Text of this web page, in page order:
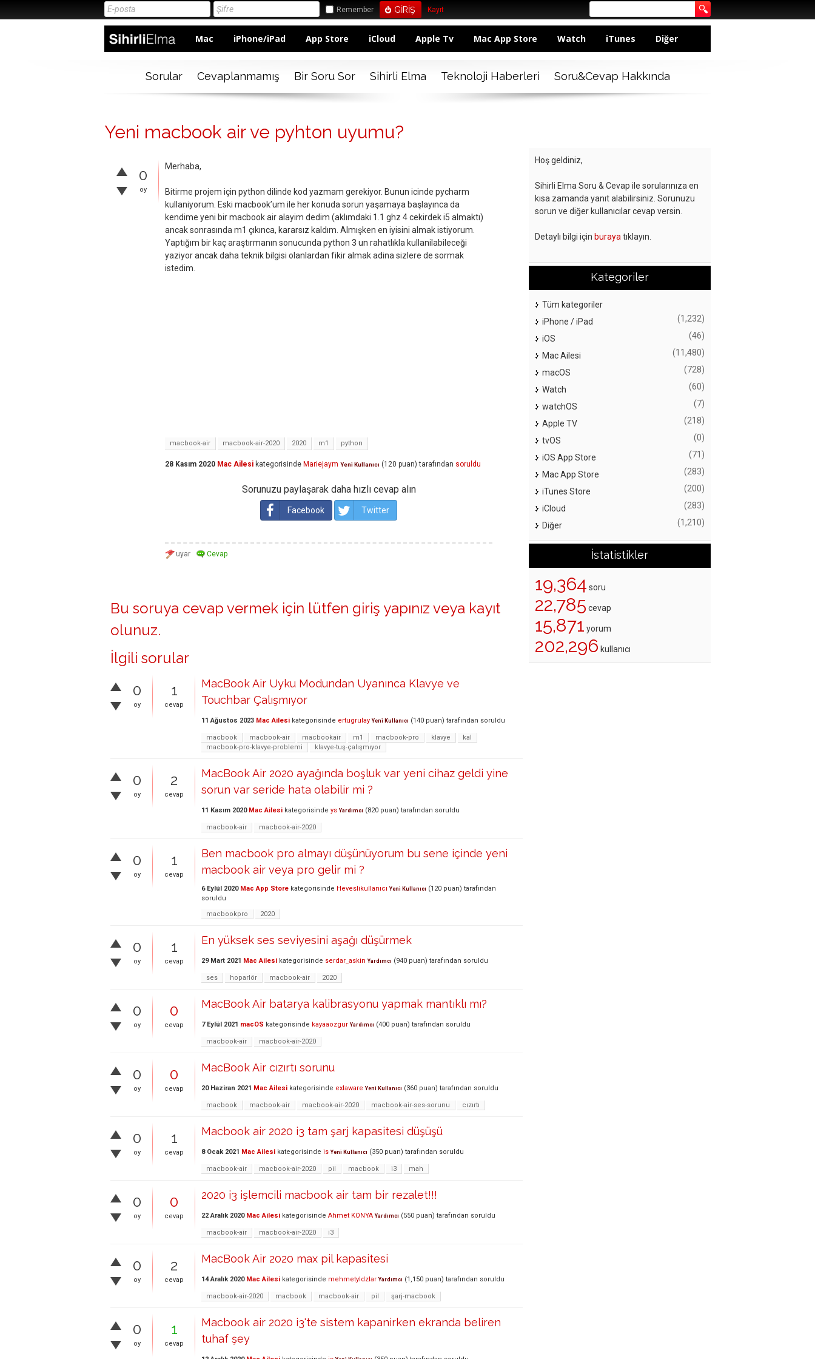
Remember Kayıt
Mac iPhone/iPad App Store iCloud Apple Tv Mac App Store Watch iTunes Diğer
Sorular Cevaplanmamış Bir Soru Sor Sihirli Elma Teknoloji Haberleri Soru&Cevap Hakkında
Yeni macbook air ve pyhton uyumu?
0
oy
Merhaba,
Bitirme projem için python dilinde kod yazmam gerekiyor. Bunun icinde pycharm
kullaniyorum. Eski macbook’um ile her konuda sorun yaşamaya başlayınca da
kendime yeni bir macbook air alayim dedim (aklımdaki 1.1 ghz 4 cekirdek i5 almaktı)
ancak sonrasında m1 çıkınca, kararsız kaldım. Almışken en iyisini almak istiyorum.
Yaptığım bir kaç araştırmanın sonucunda python 3 un rahatlıkla kullanilabileceği
yaziyor ancak daha teknik bilgisi olanlardan fikir almak adina sizlere de sormak
istedim.
macbook-air macbook-air-2020 2020 m1 python
28 Kasım 2020 Mac Ailesi kategorisinde Mariejaym Yeni Kullanıcı (120 puan) tarafından soruldu
Sorunuzu paylaşarak daha hızlı cevap alın
Facebook Twitter
Bu soruya cevap vermek için lütfen giriş yapınız veya kayıt
olunuz.
İlgili sorular
0
oy
1
cevap
MacBook Air Uyku Modundan Uyanınca Klavye ve
Touchbar Çalışmıyor
11 Ağustos 2023 Mac Ailesi kategorisinde ertugrulay Yeni Kullanıcı (140 puan) tarafından soruldu
macbook macbook-air macbookair m1 macbook-pro klavye
kal
macbook-pro-klavye-problemi
klavye-tuş-çalışmıyor
0
oy
2
cevap
MacBook Air 2020 ayağında boşluk var yeni cihaz geldi yine
sorun var seride hata olabilir mi ?
11 Kasım 2020 Mac Ailesi kategorisinde ys Yardımcı (820 puan) tarafından soruldu
macbook-air macbook-air-2020
0
oy
1
cevap
Ben macbook pro almayı düşünüyorum bu sene içinde yeni
macbook air veya pro gelir mi ?
6 Eylül 2020 Mac App Store kategorisinde Heveslikullanıcı Yeni Kullanıcı (120 puan) tarafından
soruldu
macbookpro
2020
0
oy
1
cevap
En yüksek ses seviyesini aşağı düşürmek
29 Mart 2021 Mac Ailesi kategorisinde serdar_askin Yardımcı (940 puan) tarafından soruldu
ses hoparlör macbook-air 2020
0
oy
0
cevap
MacBook Air batarya kalibrasyonu yapmak mantıklı mı?
7 Eylül 2021 macOS kategorisinde kayaaozgur Yardımcı (400 puan) tarafından soruldu
macbook-air macbook-air-2020
0
oy
0
cevap
MacBook Air cızırtı sorunu
20 Haziran 2021 Mac Ailesi kategorisinde exlaware Yeni Kullanıcı (360 puan) tarafından soruldu
macbook macbook-air macbook-air-2020 macbook-air-ses-sorunu cızırtı
0
oy
1
cevap
Macbook air 2020 i3 tam şarj kapasitesi düşüşü
8 Ocak 2021 Mac Ailesi kategorisinde is Yeni Kullanıcı (350 puan) tarafından soruldu
macbook-air macbook-air-2020 pil macbook i3 mah
0
oy
0
cevap
2020 i3 işlemcili macbook air tam bir rezalet!!!
22 Aralık 2020 Mac Ailesi kategorisinde Ahmet KONYA Yardımcı (550 puan) tarafından soruldu
macbook-air macbook-air-2020 i3
0
oy
2
cevap
MacBook Air 2020 max pil kapasitesi
14 Aralık 2020 Mac Ailesi kategorisinde mehmetyldzlar Yardımcı (1,150 puan) tarafından soruldu
macbook-air-2020 macbook macbook-air pil şarj-macbook
0
oy
1
cevap
Macbook air 2020 i3'te sistem kapanirken ekranda beliren
tuhaf şey
Hoş geldiniz,
Sihirli Elma Soru & Cevap ile sorularınıza en
kısa zamanda yanıt alabilirsiniz. Sorunuzu
sorun ve diğer kullanıcılar cevap versin.
Detaylı bilgi için buraya tıklayın.
Kategoriler
Tüm kategoriler
iPhone / iPad
(1,232)
iOS (46)
Mac Ailesi (11,480)
macOS (728)
Watch (60)
watchOS (7)
Apple TV (218)
tvOS (0)
iOS App Store (71)
Mac App Store (283)
iTunes Store (200)
iCloud (283)
Diğer (1,210)
İstatistikler
19,364 soru
22,785 cevap
15,871 yorum
202,296 kullanıcı